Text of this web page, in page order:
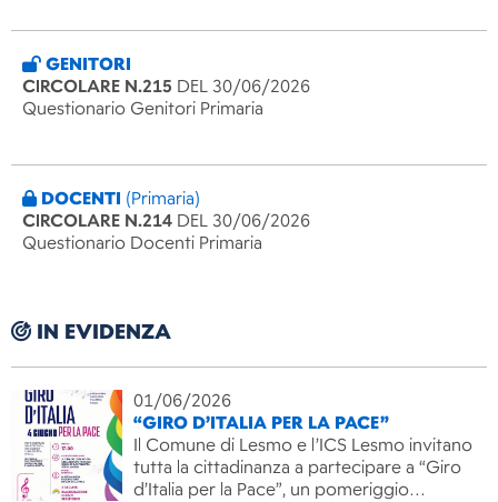
GENITORI
CIRCOLARE N.215 DEL 30/06/2026
Questionario Genitori Primaria
DOCENTI (Primaria)
CIRCOLARE N.214 DEL 30/06/2026
Questionario Docenti Primaria
IN EVIDENZA
01/06/2026
“GIRO D’ITALIA PER LA PACE”
Il Comune di Lesmo e l’ICS Lesmo invitano
tutta la cittadinanza a partecipare a “Giro
d’Italia per la Pace”, un pomeriggio…